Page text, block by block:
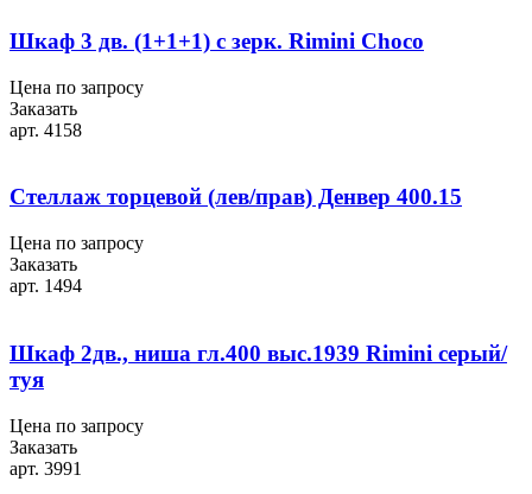
Шкаф 3 дв. (1+1+1) с зерк. Rimini Choco
Цена по запросу
Заказать
арт. 4158
Стеллаж торцевой (лев/прав) Денвер 400.15
Цена по запросу
Заказать
арт. 1494
Шкаф 2дв., ниша гл.400 выс.1939 Rimini серый/
туя
Цена по запросу
Заказать
арт. 3991